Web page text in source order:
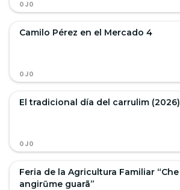
OJO
Camilo Pérez en el Mercado 4
OJO
El tradicional día del carrulim (2026)
OJO
Feria de la Agricultura Familiar “Che
angirũme guarã”